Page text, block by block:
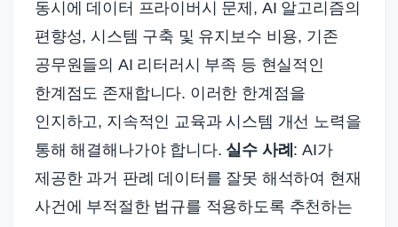
동시에 데이터 프라이버시 문제, AI 알고리즘의
편향성, 시스템 구축 및 유지보수 비용, 기존
공무원들의 AI 리터러시 부족 등 현실적인
한계점도 존재합니다. 이러한 한계점을
인지하고, 지속적인 교육과 시스템 개선 노력을
통해 해결해나가야 합니다. 실수 사례 : AI가
제공한 과거 판례 데이터를 잘못 해석하여 현재
사건에 부적절한 법규를 적용하도록 추천하는